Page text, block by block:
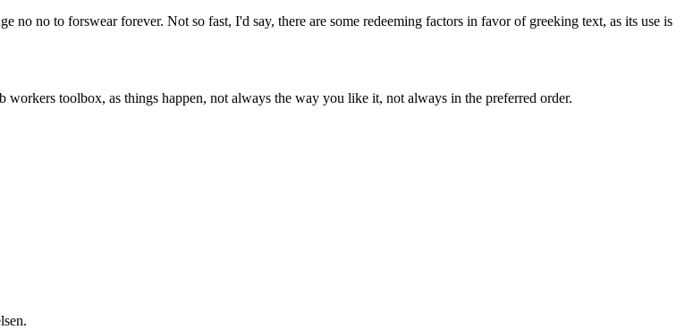
no to forswear forever. Not so fast, I'd say, there are some redeeming factors in favor of greeking text, as its use is
toolbox, as things happen, not always the way you like it, not always in the preferred order.